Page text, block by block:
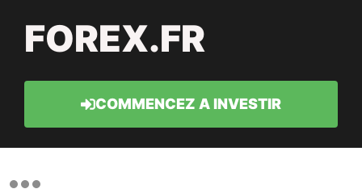
FOREX.FR
COMMENCEZ A INVESTIR